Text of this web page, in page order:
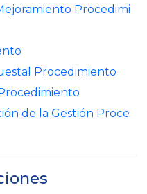
Procedimi
Procedimiento
de la Gestión Proce